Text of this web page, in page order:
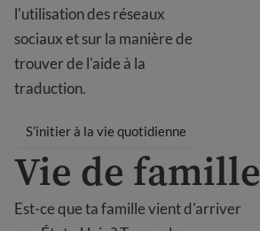
l'utilisation des réseaux
sociaux et sur la manière de
trouver de l'aide à la
traduction.
S’initier à la vie quotidienne
Vie de famille
Est-ce que ta famille vient d'arriver